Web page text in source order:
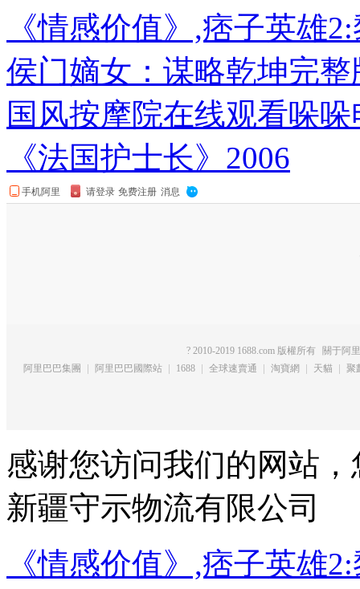
《情感价值》,痞子英雄
侯门嫡女：谋略乾坤完
国风按摩院在线观看哚
《法国护士长》2006
? 2010-2019 1688.com 版權所有
關于阿
阿里巴巴集團
阿里巴巴國際站 1688 全球速賣通 淘寶網 天貓 聚
感谢您访问我们的网站
新疆守示物流有限公司
《情感价值》,痞子英雄